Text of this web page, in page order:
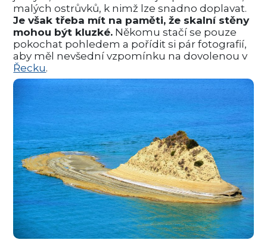
malých ostrůvků, k nimž lze snadno doplavat.
Je však třeba mít na paměti, že skalní stěny
mohou být kluzké. Někomu stačí se pouze
pokochat pohledem a pořídit si pár fotografií,
aby měl nevšední vzpomínku na dovolenou v
Řecku.